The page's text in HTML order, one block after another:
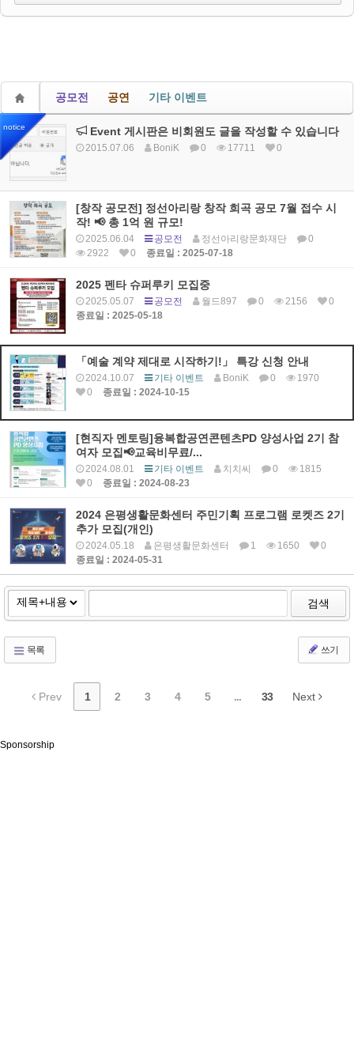
공모전 공연 기타 이벤트
notice Event 게시판은 비회원도 글을 작성할 수 있습니다
2015.07.06 BoniK 0 17711 0
[창작 공모전] 정선아리랑 창작 희곡 공모 7월 접수 시
작! 📢 총 1억 원 규모!
2025.06.04 공모전 정선아리랑문화재단
0
2922
0 종료일 : 2025-07-18
2025 펜타 슈퍼루키 모집중
2025.05.07 공모전 월드897 0 2156
0
종료일 : 2025-05-18
「예술 계약 제대로 시작하기!」 특강 신청 안내
2024.10.07 기타 이벤트 BoniK 0
1970
0
종료일 : 2024-10-15
[현직자 멘토링]융복합공연콘텐츠PD 양성사업 2기 참
여자 모집📢교육비무료/...
2024.08.01 기타 이벤트 치치씨 0
1815
0
종료일 : 2024-08-23
2024 은평생활문화센터 주민기획 프로그램 로켓즈 2기
추가 모집(개인)
2024.05.18 은평생활문화센터 1 1650
0
종료일 : 2024-05-31
검색
목록 쓰기
Prev 1 2 3 4 5 ... 33 Next
Sponsorship